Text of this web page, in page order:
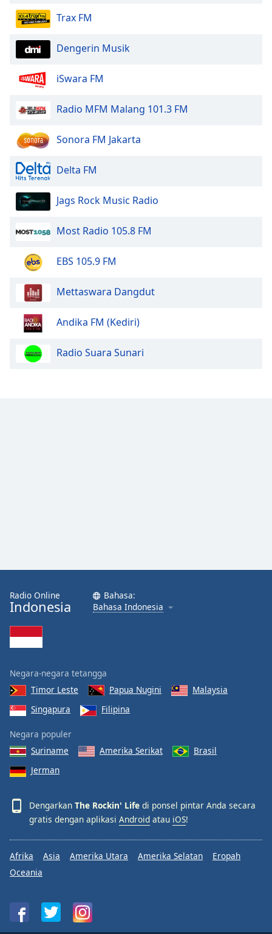
Trax FM
Dengerin Musik
iSwara FM
Radio MFM Malang 101.3 FM
Sonora FM Jakarta
Delta FM
Jags Rock Music Radio
Most Radio 105.8 FM
EBS 105.9 FM
Mettaswara Dangdut
Andika FM (Kediri)
Radio Suara Sunari
Radio Online
Indonesia
Bahasa:
Bahasa Indonesia
Negara-negara tetangga
Timor Leste
Papua Nugini
Malaysia
Singapura
Filipina
Negara populer
Suriname
Amerika Serikat
Brasil
Jerman
Dengarkan The Rockin' Life di ponsel pintar Anda secara
gratis dengan aplikasi Android atau iOS!
Afrika Asia Amerika Utara Amerika Selatan
Eropah
Oceania